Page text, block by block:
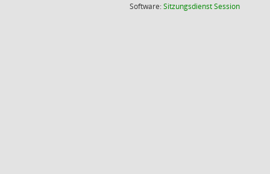
Software:SitzungsdienstSession(Wird in